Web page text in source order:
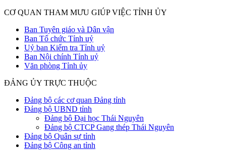
CƠ QUAN THAM MƯU GIÚP VIỆC TỈNH ỦY
Ban Tuyên giáo và Dân vận
Ban Tổ chức Tỉnh uỷ
Uỷ ban Kiểm tra Tỉnh uỷ
Ban Nội chính Tỉnh uỷ
Văn phòng Tỉnh ủy
ĐẢNG ỦY TRỰC THUỘC
Đảng bộ các cơ quan Đảng tỉnh
Đảng bộ UBND tỉnh
Đảng bộ Đại học Thái Nguyên
Đảng bộ CTCP Gang thép Thái Nguyên
Đảng bộ Quân sự tỉnh
Đảng bộ Công an tỉnh